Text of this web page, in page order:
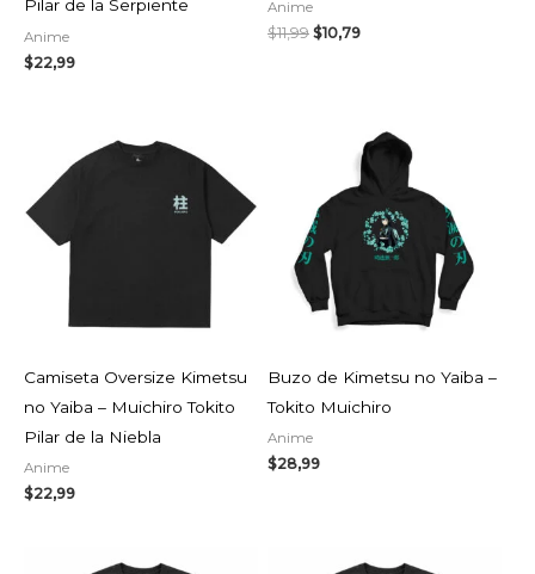
Pilar de la Serpiente
Anime
$22,99
Anime
$11,99 $10,79
Camiseta Oversize Kimetsu
no Yaiba – Muichiro Tokito
Pilar de la Niebla
Anime
$22,99
Buzo de Kimetsu no Yaiba –
Tokito Muichiro
Anime
$28,99